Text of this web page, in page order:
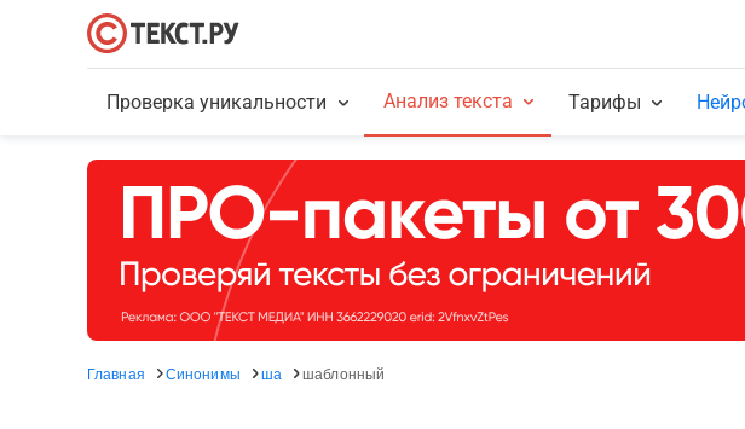
Проверка уникальности Анализ текста Тарифы
Главная Синонимы ша шаблонный